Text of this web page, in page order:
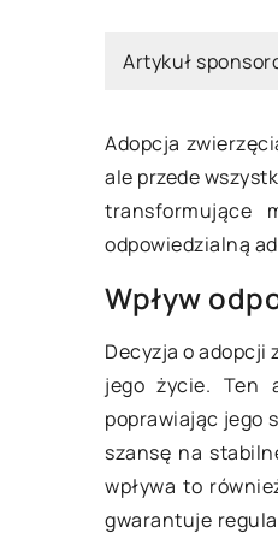
Artykuł
Adopcja
ale przede
transformujące
odpowiedzialną
Wpływ
Decyzja o adopcji
jego życie. Ten
poprawiając jego
szansę na
wpływa to
gwarantuje
narożna do salonu – jaką
narożna do salonu:
przy wyborze mebla, który
styl, komfort i